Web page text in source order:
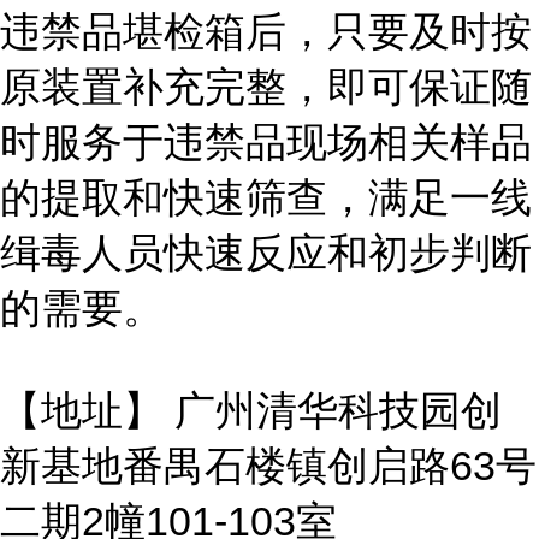
违禁品堪检箱后，只要及时按
原装置补充完整，即可保证随
时服务于违禁品现场相关样品
的提取和快速筛查，满足一线
缉毒人员快速反应和初步判断
的需要。
【地址】 广州清华科技园创
新基地番禺石楼镇创启路63号
二期2幢101-103室